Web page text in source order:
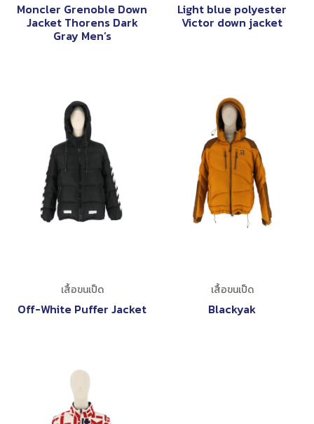
Moncler Grenoble Down
Jacket Thorens Dark
Gray Men’s
Light blue polyester
Victor down jacket
เสื้อขนเป็ด
Off-White Puffer Jacket
เสื้อขนเป็ด
Blackyak